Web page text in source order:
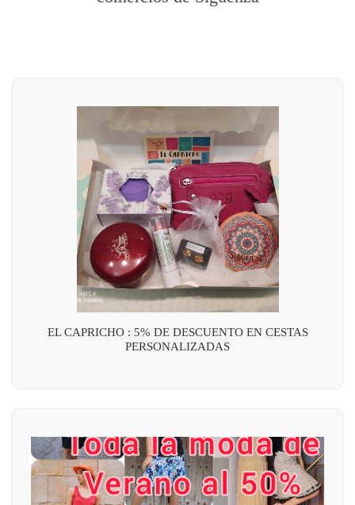
EL CAPRICHO : 5% DE DESCUENTO EN CESTAS
PERSONALIZADAS